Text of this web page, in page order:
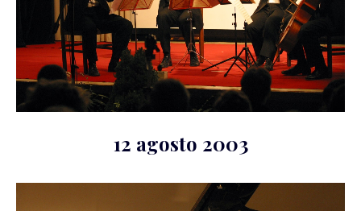
12 agosto 2003